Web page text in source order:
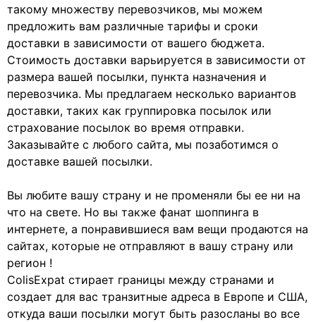
такому множеству перевозчиков, мы можем
предложить вам различные тарифы и сроки
доставки в зависимости от вашего бюджета.
Стоимость доставки варьируется в зависимости от
размера вашей посылки, пункта назначения и
перевозчика. Мы предлагаем несколько вариантов
доставки, таких как группировка посылок или
страхование посылок во время отправки.
Заказывайте с любого сайта, мы позаботимся о
доставке вашей посылки.
Вы любите вашу страну и не променяли бы ее ни на
что на свете. Но вы также фанат шоппинга в
интернете, а понравившиеся вам вещи продаются на
сайтах, которые не отправляют в вашу страну или
регион !
ColisExpat стирает границы между странами и
создает для вас транзитные адреса в Европе и США,
откуда ваши посылки могут быть разосланы во все